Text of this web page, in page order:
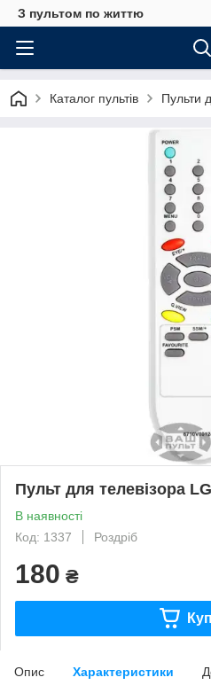
З пультом по життю
Каталог пультів Пульти
Пульт для телевізора
В наявності
Код: 1337
Роздріб
180 ₴
Опис Характеристики